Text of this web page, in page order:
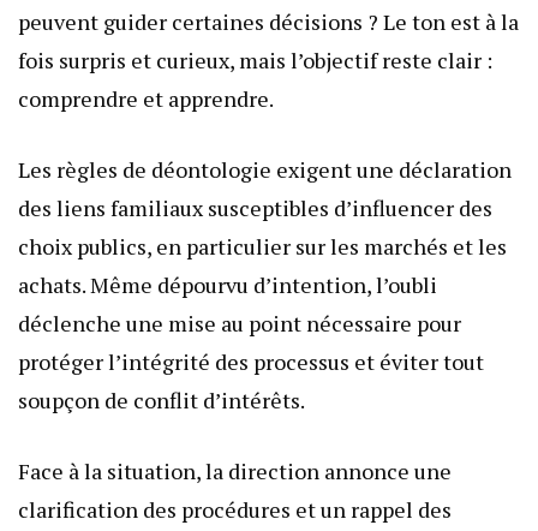
peuvent guider certaines décisions ? Le ton est à la
fois surpris et curieux, mais l’objectif reste clair :
comprendre et apprendre.
Les règles de déontologie exigent une déclaration
des liens familiaux susceptibles d’influencer des
choix publics, en particulier sur les marchés et les
achats. Même dépourvu d’intention, l’oubli
déclenche une mise au point nécessaire pour
protéger l’intégrité des processus et éviter tout
soupçon de conflit d’intérêts.
Face à la situation, la direction annonce une
clarification des procédures et un rappel des